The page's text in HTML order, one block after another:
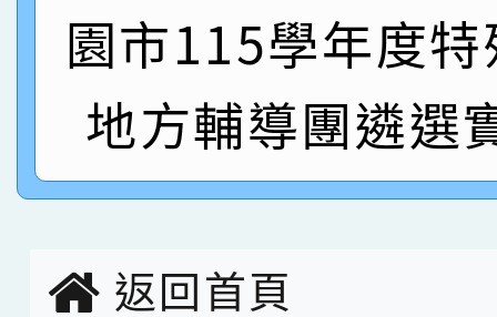
名 指導老師王老師、
園市英語競賽國小朗讀
賀！本校參加桃園市中
臺灣台語-第二名
賀！本校參與2026世
市賽榮獲科學小創客佳
園市115學年度
地方輔導團遴選
返回首頁